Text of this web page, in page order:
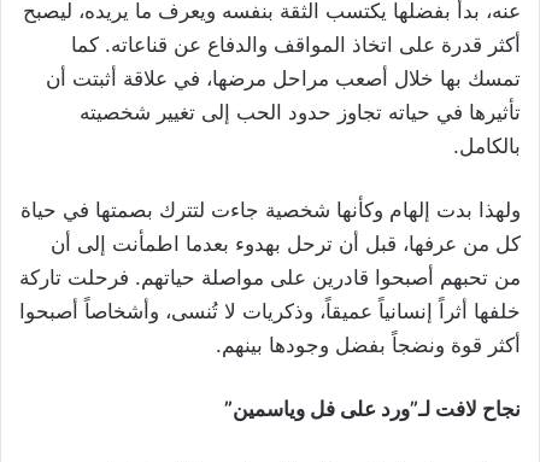
عنه، بدأ بفضلها يكتسب الثقة بنفسه ويعرف ما يريده، ليصبح
أكثر قدرة على اتخاذ المواقف والدفاع عن قناعاته. كما
تمسك بها خلال أصعب مراحل مرضها، في علاقة أثبتت أن
تأثيرها في حياته تجاوز حدود الحب إلى تغيير شخصيته
بالكامل.
ولهذا بدت إلهام وكأنها شخصية جاءت لتترك بصمتها في حياة
كل من عرفها، قبل أن ترحل بهدوء بعدما اطمأنت إلى أن
من تحبهم أصبحوا قادرين على مواصلة حياتهم. فرحلت تاركة
خلفها أثراً إنسانياً عميقاً، وذكريات لا تُنسى، وأشخاصاً أصبحوا
أكثر قوة ونضجاً بفضل وجودها بينهم.
نجاح لافت لـ”ورد على فل وياسمين”